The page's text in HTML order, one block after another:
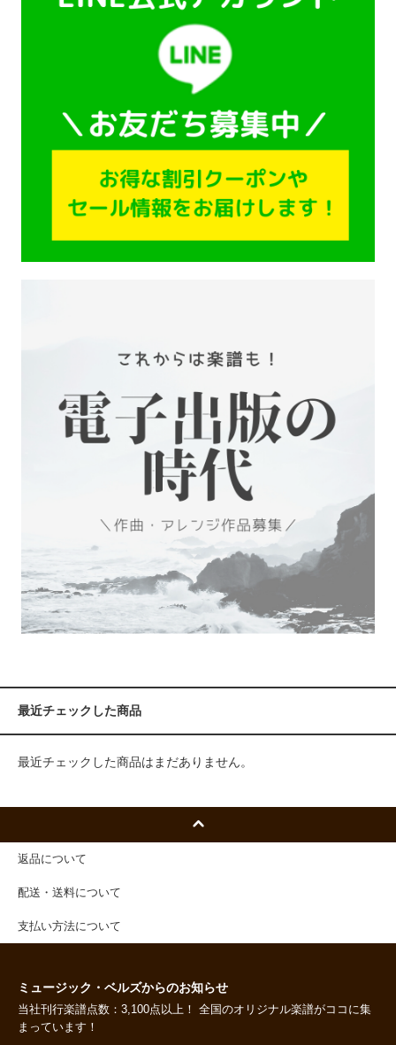
最近チェックした商品
最近チェックした商品はまだありません。
返品について
配送・送料について
支払い方法について
ミュージック・ベルズからのお知らせ
当社刊行楽譜点数：3,100点以上！ 全国のオリジナル楽譜がココに集
まっています！